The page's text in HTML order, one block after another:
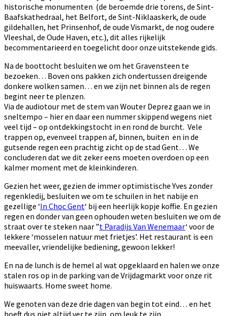
historische monumenten (de beroemde drie torens, de Sint-
Baafskathedraal, het Belfort, de Sint-Niklaaskerk, de oude
gildehallen, het Prinsenhof, de oude Vismarkt, de nog oudere
Vleeshal, de Oude Haven, etc.), dit alles rijkelijk
becommentarieerd en toegelicht door onze uitstekende gids.
Na de boottocht besluiten we om het Gravensteen te
bezoeken… Boven ons pakken zich ondertussen dreigende
donkere wolken samen… en we zijn net binnen als de regen
begint neer te plenzen.
Via de audiotour met de stem van Wouter Deprez gaan we in
sneltempo – hier en daar een nummer skippend wegens niet
veel tijd – op ontdekkingstocht in en rond de burcht. Vele
trappen op, evenveel trappen af, binnen, buiten en in de
gutsende regen een prachtig zicht op de stad Gent… We
concluderen dat we dit zeker eens moeten overdoen op een
kalmer moment met de kleinkinderen.
Gezien het weer, gezien de immer optimistische Yves zonder
regenkledij, besluiten we om te schuilen in het nabije en
gezellige ‘In Choc Gent‘ bij een heerlijk kopje koffie. En gezien
regen en donder van geen ophouden weten besluiten we om de
straat over te steken naar ”t Paradijs Van Wenemaar‘ voor de
lekkere ‘mosselen natuur met frietjes’. Het restaurant is een
meevaller, vriendelijke bediening, gewoon lekker!
En na de lunch is de hemel al wat opgeklaard en halen we onze
stalen ros op in de parking van de Vrijdagmarkt voor onze rit
huiswaarts. Home sweet home.
We genoten van deze drie dagen van begin tot eind… en het
hoeft dus niet altijd ver te zijn, om leuk te zijn…